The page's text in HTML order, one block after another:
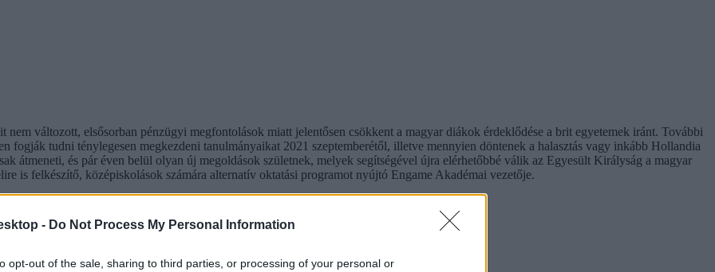
- Do Not Process My Personal Information
opt-out of the sale, sharing to third parties, or processing of your personal or
változott, elsősorban pénzügyi megfontolások miatt jelentősen csökkent a magyar diákok érdeklődése a brit egyetemek iránt. További
fogják tudni ténylegesen megkezdeni tanulmányaikat 2021 szeptemberétől, illetve mennyien döntenek a halasztás vagy inkább Hollandia
átmeneti, és pár éven belül olyan új megoldások születnek, melyek segítségével újra elérhetőbbé válik az Egyesült Királyság a magyar
is felkészítő, középiskolások számára alternatív oktatási programot nyújtó Engame Akadémai vezetője.